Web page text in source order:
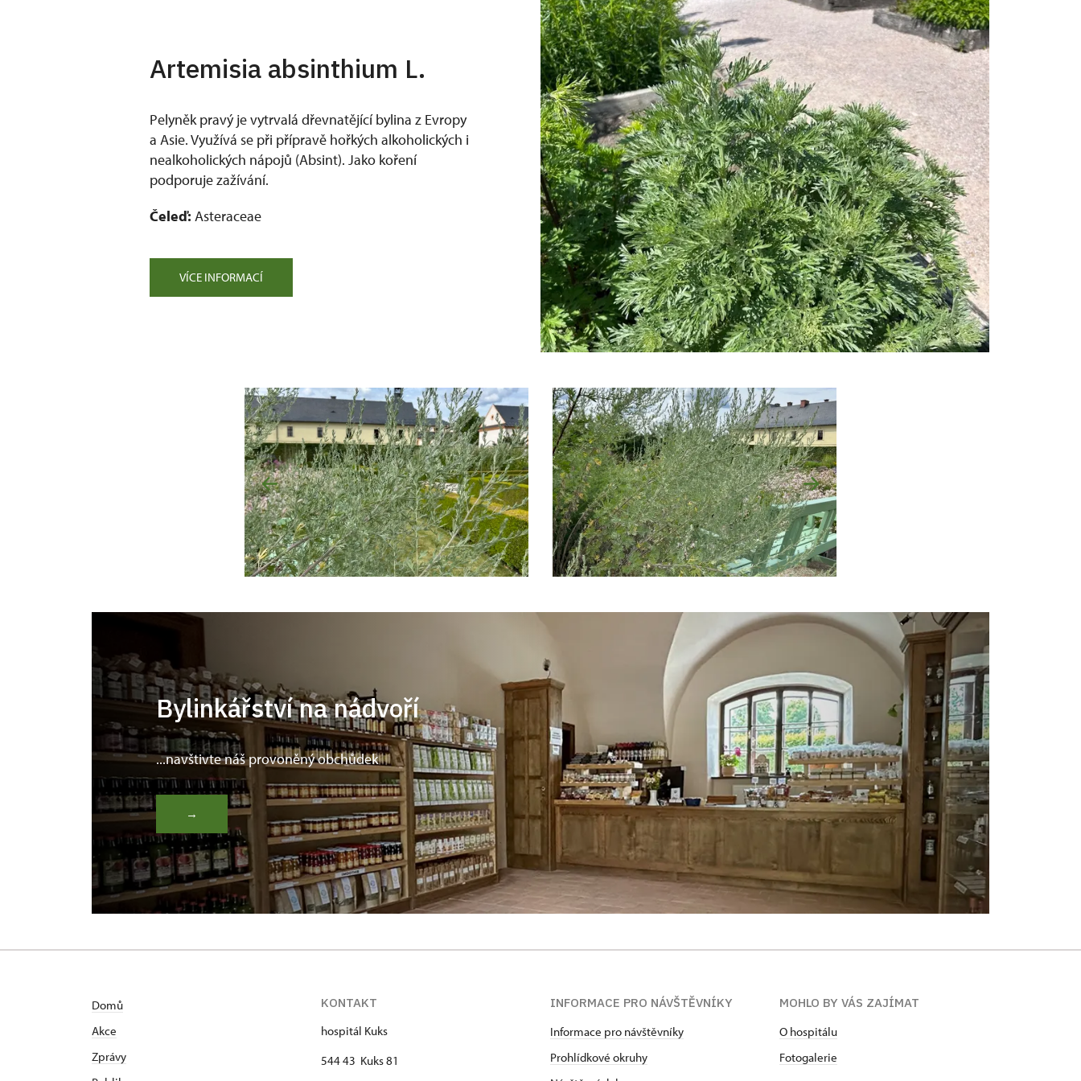
Artemisia absinthium L.
Pelyněk pravý je vytrvalá dřevnatějící bylina z Evropy
a Asie. Využívá se při přípravě hořkých alkoholických i
nealkoholických nápojů (Absint). Jako koření
podporuje zažívání.
Čeleď: Asteraceae
VÍCE INFORMACÍ
Bylinkářství na nádvoří
...navštivte náš provoněný obchůdek
→
Domů
Akce
Zprávy
KONTAKT
hospitál Kuks
544 43 Kuks 81
INFORMACE PRO NÁVŠTĚVNÍKY
Informace pro návštěvníky
Prohlídkové okruhy
MOHLO BY VÁS ZAJÍMAT
O hospitálu
Fotogalerie